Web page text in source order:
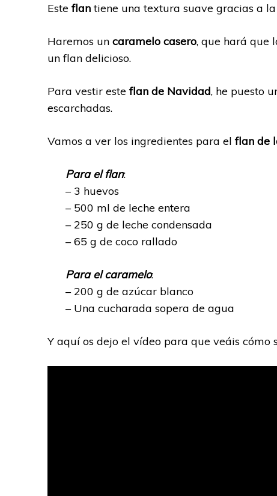
Esteflantiene una textura suave gracias a
Haremos un caramelo casero, que hará que
un flan delicioso.
Para vestir esteflan de Navidad, he puesto
escarchadas.
Vamos a ver los ingredientes para elflan de
Para el flan:
– 3 huevos
– 500 ml de leche entera
– 250 g de leche condensada
– 65 g de coco rallado
Para el caramelo:
– 200 g de azúcar blanco
– Una cucharada sopera de agua
Y aquí os dejo el vídeo para que veáis cómo